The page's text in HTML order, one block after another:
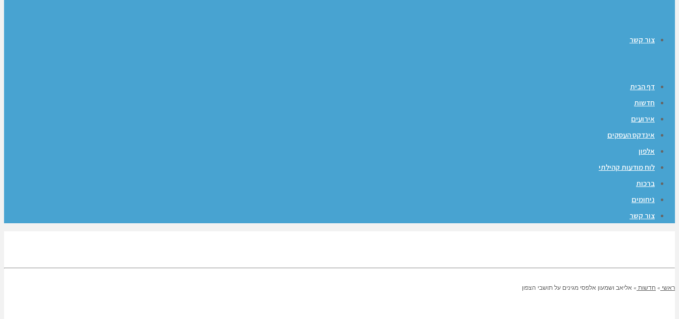
צור קשר
דף הבית
חדשות
אירועים
אינדקס העסקים
אלפון
לוח מודעות קהילתי
ברכות
ניחומים
צור קשר
ראשי » חדשות » אליאב ושמעון אלפסי מגינים על תושבי הצפון